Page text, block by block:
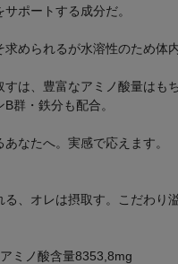
ポートする成分だ。
められるが水溶性のため体
すは、豊富なアミノ酸量はも
群・鉄分も配合。
なたへ。実感で応えます。
る、オレは摂取す。こだわり
ミノ酸含量8353,8mg